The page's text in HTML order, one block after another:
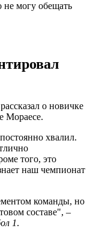
о новичке
Мораесе.
хвалил.
того, это
наш чемпионат
команды, но
составе", –
1.